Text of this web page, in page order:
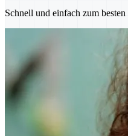
Schnell und einfach zum